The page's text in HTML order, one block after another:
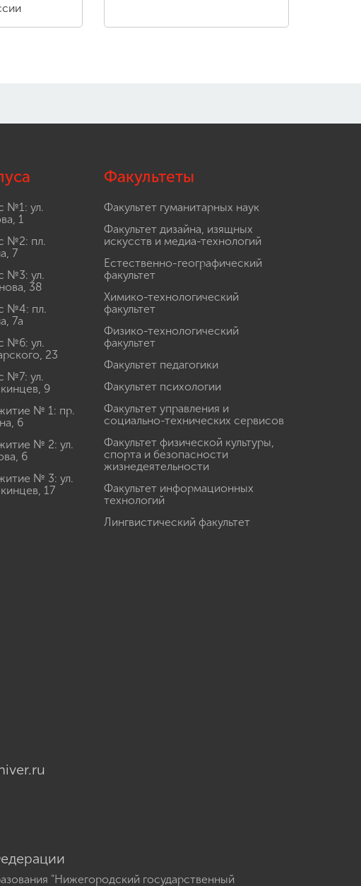
№1: ул.
1
№2: пл.
7
№3: ул.
38
№4: пл.
7а
№6: ул.
23
№7: ул.
9
№ 1: пр.
6
№ 2: ул.
6
№ 3: ул.
17
Факультеты
Факультет гуманитарных наук
Факультет дизайна, изящных
искусств и медиа-технологий
Естественно-географический
факультет
Химико-технологический
факультет
Физико-технологический
факультет
Факультет педагогики
Факультет психологии
Факультет управления и
социально-технических сервисов
Факультет физической культуры,
спорта и безопасности
жизнедеятельности
Факультет информационных
технологий
Лингвистический факультет
"Нижегородский государственный